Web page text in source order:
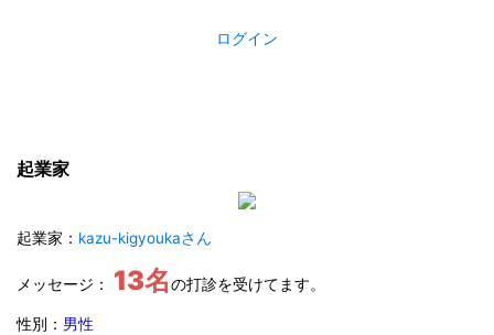
ログイン
起業家
起業家： kazu-kigyoukaさん
メッセージ： 13名の打診を受けてます。
性別： 男性